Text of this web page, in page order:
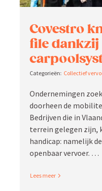
Covestro
file dankzij
Collectief
Onder­ne­mingen
doorheen de
Bedrijven die in
terrein gelegen zijn,
handicap: namelijk
openbaar vervoer. …
Read More